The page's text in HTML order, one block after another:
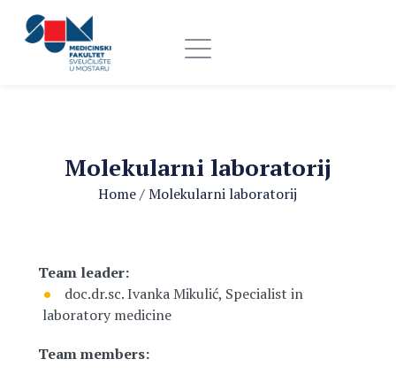
Molekularni laboratorij
Home/Molekularni laboratorij
Team leader:
doc.dr.sc. Ivanka Mikulić, Specialist in
laboratory medicine
Team members: